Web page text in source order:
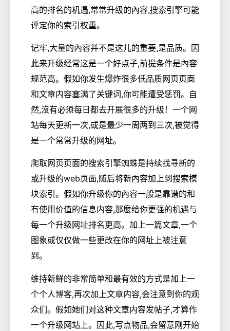
高的排名的机遇,常常升级的內容,搜索引擎可能
评定你的索引权重。
记牢,大量的內容并不是这儿的重要,是品质。因
此来升级经常这是一个好点子,前提条件是內容
规范高。假如你发生爆炸很多低品质网页页面
和文章内容塞满了关键词,你可能遭受惩罚。自
然,沒有必须每日都去开展很多的升级！一个网
站每天更新一次,或是最少一周两到三次,被觉得
是一个常常升级的网址。
爬取网页页面的搜索引擎蜘蛛是持续找寻新的
或升级的web页面,随后将新內容加上到搜索模
块索引。假如你升级你的內容一般是靠谱的和
有使用价值的信息内容,那麼给你更强的机遇与
每一个升级网址排名更高。加上一篇文章,一个
图象或仅仅做一些更改在你的网址上被注意
到。
维持新鮮的非常简单和最有效的方式是加上一
个个人博客,再次加上文章内容,会注意到你的观
众们。假如她们对这种文章内容发帖子,才算作
一个升级网站上。因此,写点物品,会留意刚开始